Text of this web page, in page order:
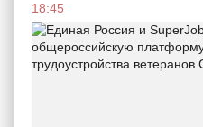
18:45